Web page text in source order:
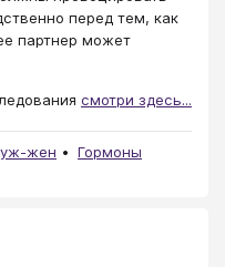
перед тем, как
партнер может
смотри здесь...
жен Гормоны